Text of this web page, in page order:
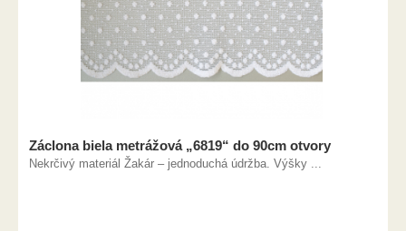
Záclona biela metrážová „6819“ do 90cm otvory
Nekrčivý materiál Žakár – jednoduchá údržba. Výšky ...